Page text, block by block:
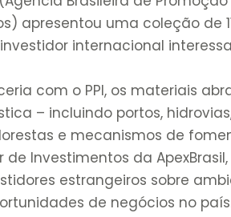
apresentou uma coleção de
internacional
com o PPI, os materiais
– incluindo portos,
e mecanismos de
de Investimentos da
estrangeiros sobre
de negócios no